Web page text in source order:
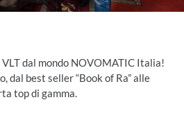
dal mondo NOVOMATIC Italia!
dal best seller “Book of Ra” alle
top di gamma.